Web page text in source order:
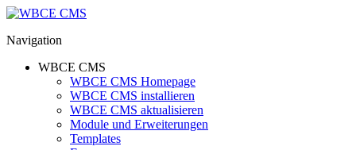
Navigation
WBCE CMS
WBCE CMS Homepage
WBCE CMS installieren
WBCE CMS aktualisieren
Module und Erweiterungen
Templates